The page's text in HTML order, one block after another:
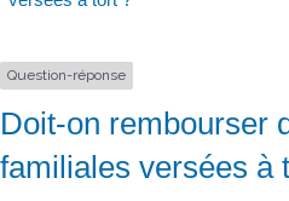
Question-réponse
Doit-on rembourser
familiales versées à